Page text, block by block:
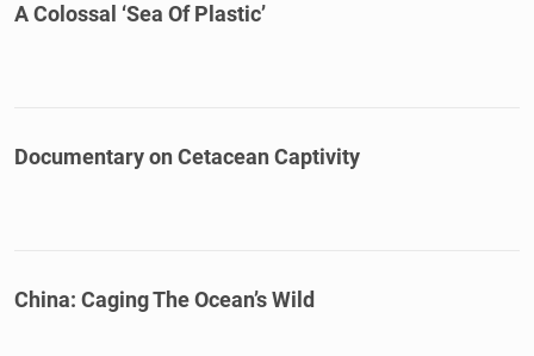
A Colossal ‘Sea Of Plastic’
Documentary on Cetacean Captivity
China: Caging The Ocean’s Wild